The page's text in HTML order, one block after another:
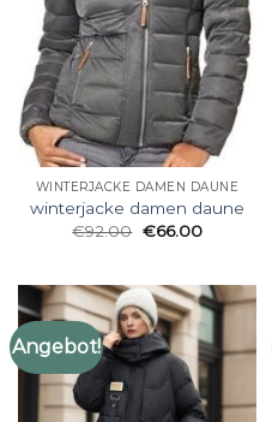
WINTERJACKE DAMEN DAUNE
winterjacke damen daune
€92.00 €66.00
Angebot!